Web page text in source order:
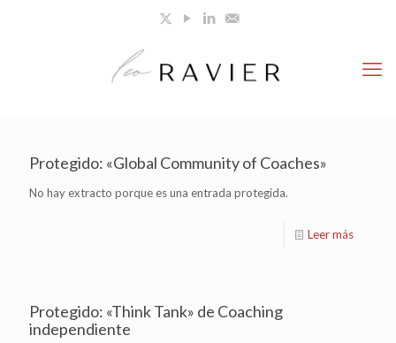
Protegido: «Global Community of Coaches»
No hay extracto porque es una entrada protegida.
Leer más
Protegido: «Think Tank» de Coaching
independiente